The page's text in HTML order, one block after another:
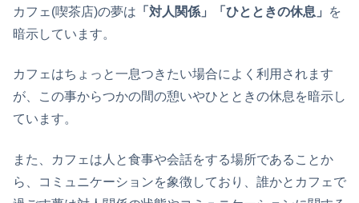
カフェ(喫茶店)の夢は 「対人関係」「ひとときの休息」
を
暗示しています。
カフェはちょっと一息つきたい場合によく利用されます
が、この事からつかの間の憩いやひとときの休息を暗示し
ています。
また、カフェは人と食事や会話をする場所であることか
ら、コミュニケーションを象徴しており、誰かとカフェで